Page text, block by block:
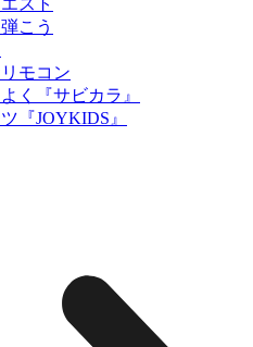
スト
こう
モコン
く『サビカラ』
『JOYKIDS』